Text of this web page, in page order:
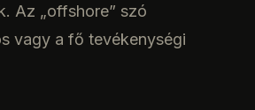
Az „offshore” szó
vagy a fő tevékenységi